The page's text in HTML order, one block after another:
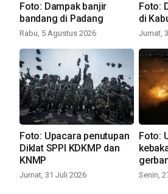
Foto: Dampak banjir
bandang di Padang
Rabu, 5 Agustus 2026
Foto:
di
Jumat,
Foto: Upacara penutupan
Diklat SPPI KDKMP dan
KNMP
Jumat, 31 Juli 2026
Foto:
Senin,